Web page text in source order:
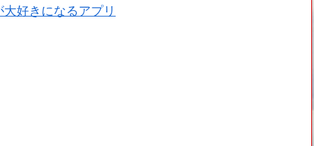
好きになるアプリ